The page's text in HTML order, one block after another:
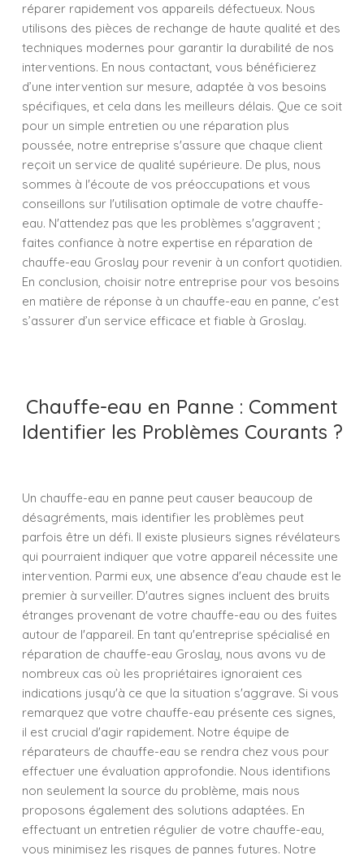
réparer rapidement vos appareils défectueux. Nous
utilisons des pièces de rechange de haute qualité et des
techniques modernes pour garantir la durabilité de nos
interventions. En nous contactant, vous bénéficierez
d’une intervention sur mesure, adaptée à vos besoins
spécifiques, et cela dans les meilleurs délais. Que ce soit
pour un simple entretien ou une réparation plus
poussée, notre entreprise s'assure que chaque client
reçoit un service de qualité supérieure. De plus, nous
sommes à l'écoute de vos préoccupations et vous
conseillons sur l'utilisation optimale de votre chauffe-
eau. N'attendez pas que les problèmes s'aggravent ;
faites confiance à notre expertise en réparation de
chauffe-eau Groslay pour revenir à un confort quotidien.
En conclusion, choisir notre entreprise pour vos besoins
en matière de réponse à un chauffe-eau en panne, c’est
s’assurer d’un service efficace et fiable à Groslay.
Chauffe-eau en Panne : Comment
Identifier les Problèmes Courants ?
Un chauffe-eau en panne peut causer beaucoup de
désagréments, mais identifier les problèmes peut
parfois être un défi. Il existe plusieurs signes révélateurs
qui pourraient indiquer que votre appareil nécessite une
intervention. Parmi eux, une absence d'eau chaude est le
premier à surveiller. D'autres signes incluent des bruits
étranges provenant de votre chauffe-eau ou des fuites
autour de l'appareil. En tant qu'entreprise spécialisé en
réparation de chauffe-eau Groslay, nous avons vu de
nombreux cas où les propriétaires ignoraient ces
indications jusqu'à ce que la situation s'aggrave. Si vous
remarquez que votre chauffe-eau présente ces signes,
il est crucial d'agir rapidement. Notre équipe de
réparateurs de chauffe-eau se rendra chez vous pour
effectuer une évaluation approfondie. Nous identifions
non seulement la source du problème, mais nous
proposons également des solutions adaptées. En
effectuant un entretien régulier de votre chauffe-eau,
vous minimisez les risques de pannes futures. Notre